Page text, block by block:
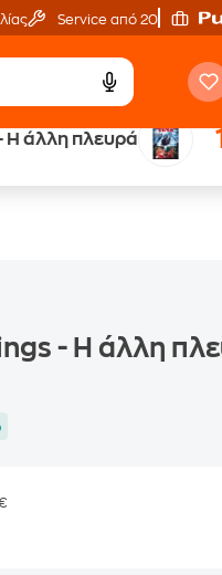
Service από 20'
Η άλλη πλευρά
στον κόσμο
- Η άλλη